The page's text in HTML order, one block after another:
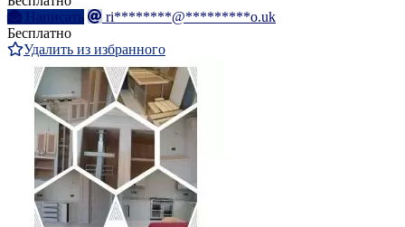
Написать
ri********@*********o.uk
Бесплатно
Удалить из избранного